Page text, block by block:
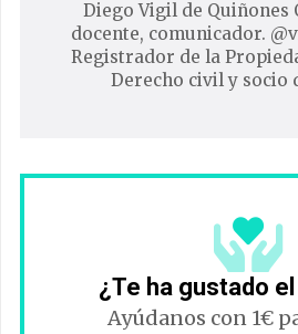
Diego Vigil de Quiñones
docente, comunicador.
Registrador de la
Derecho civil y socio
¿Te ha gustado
Ayúdanos con 1€